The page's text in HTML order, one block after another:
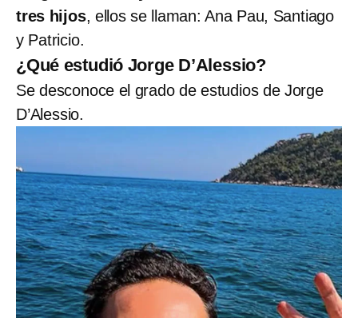
tres hijos, ellos se llaman: Ana Pau, Santiago
y Patricio.
¿Qué estudió Jorge D’Alessio?
Se desconoce el grado de estudios de Jorge
D’Alessio.